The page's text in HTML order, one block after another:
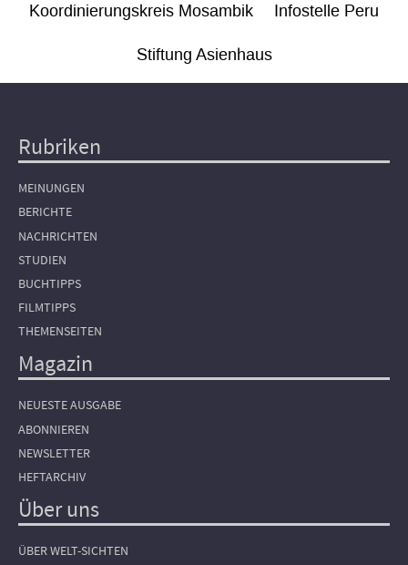
Koordinierungskreis Mosambik Infostelle Peru
Stiftung Asienhaus
Hauptnavigation
Rubriken
MEINUNGEN
BERICHTE
NACHRICHTEN
STUDIEN
BUCHTIPPS
FILMTIPPS
THEMENSEITEN
Magazin
NEUESTE AUSGABE
ABONNIEREN
NEWSLETTER
HEFTARCHIV
Über uns
ÜBER WELT-SICHTEN